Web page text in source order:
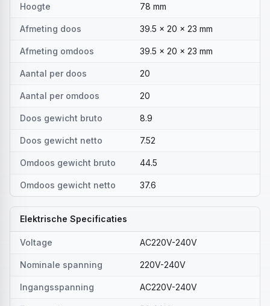
Hoogte 78 mm
Afmeting doos 39.5 x 20 x 23 mm
Afmeting omdoos 39.5 x 20 x 23 mm
Aantal per doos 20
Aantal per omdoos 20
Doos gewicht bruto 8.9
Doos gewicht netto 7.52
Omdoos gewicht bruto 44.5
Omdoos gewicht netto 37.6
Elektrische Specificaties
Voltage AC220V-240V
Nominale spanning 220V-240V
Ingangsspanning AC220V-240V